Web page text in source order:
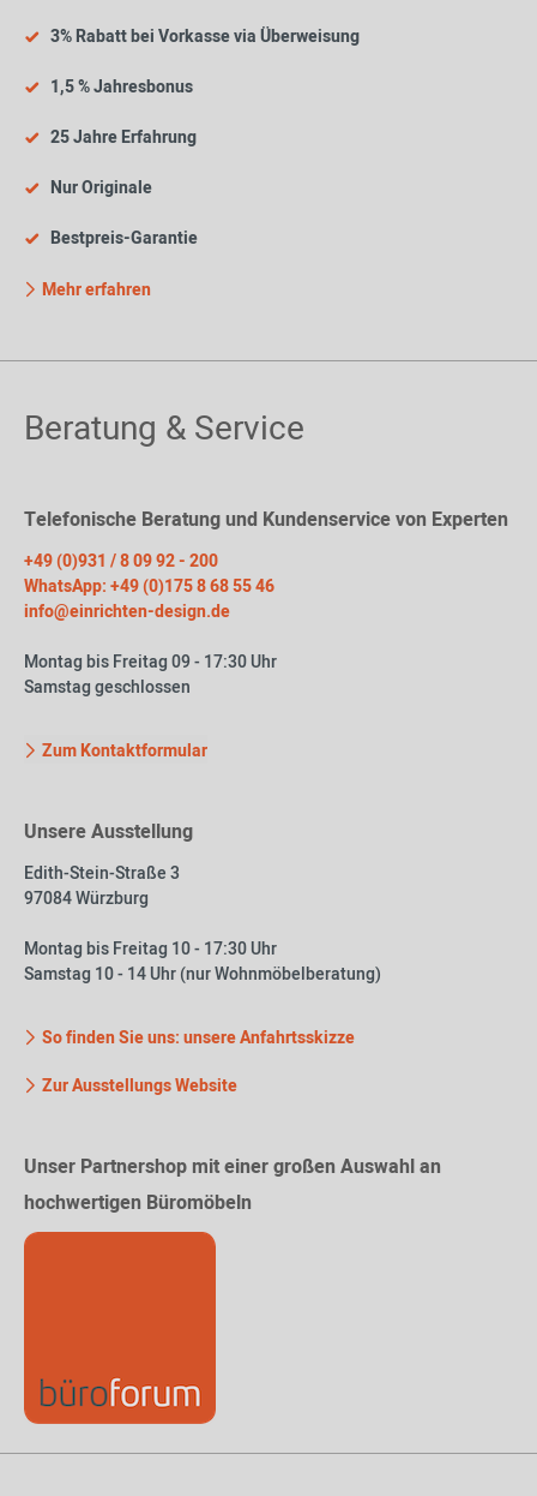
3% Rabatt bei Vorkasse via Überweisung
1,5 % Jahresbonus
25 Jahre Erfahrung
Nur Originale
Bestpreis-Garantie
Mehr erfahren
Beratung & Service
Telefonische Beratung und Kundenservice von Experten
+49 (0)931 / 8 09 92 - 200
WhatsApp: +49 (0)175 8 68 55 46
info@einrichten-design.de
Montag bis Freitag 09 - 17:30 Uhr
Samstag geschlossen
Zum Kontaktformular
Unsere Ausstellung
Edith-Stein-Straße 3
97084 Würzburg
Montag bis Freitag 10 - 17:30 Uhr
Samstag 10 - 14 Uhr (nur Wohnmöbelberatung)
So finden Sie uns: unsere Anfahrtsskizze
Zur Ausstellungs Website
Unser Partnershop mit einer großen Auswahl an
hochwertigen Büromöbeln